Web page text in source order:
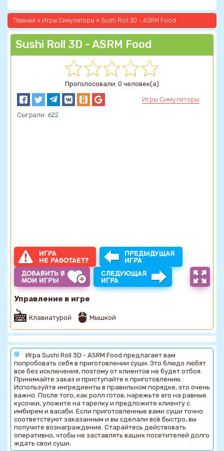
Главная » Игры Симуляторы » Sushi Roll 3D - ASRM Food
Sushi Roll 3D - ASRM Food
Проголосовали: 0 человек(а)
Игры Симуляторы
Сыграли: 622
ИГРА
НЕ РАБОТАЕТ?
ПРЕДЫДУЩАЯ
ИГРА
ДОБАВИТЬ В
МОИ ИГРЫ
СЛЕДУЮЩАЯ
ИГРА
Управление в игре
Клавиатурой Мышкой
Игра Sushi Roll 3D - ASRM Food предлагает вам
попробовать себя в приготовлении суши. Это блюдо любят
все без исключения, поэтому от клиентов не будет отбоя.
Принимайте заказ и приступайте к приготовлению.
Используйте ингредиенты в правильном порядке, это очень
важно. После того, как ролл готов, нарежьте его на равные
кусочки, уложите на тарелку и предложите клиенту с
имбирем и васаби. Если приготовленные вами суши точно
соответствуют заказанным и вы сделали всё быстро, вы
получите вознаграждение. Старайтесь действовать
оперативно, чтобы не заставлять ваших посетителей долго
ждать свои суши.